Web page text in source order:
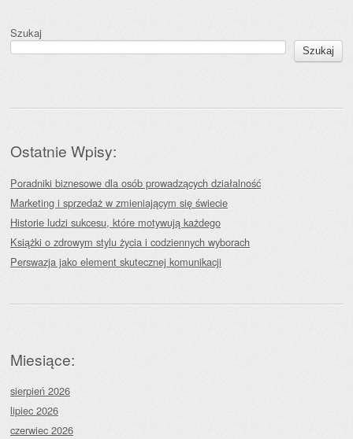
Szukaj
Szukaj
Ostatnie Wpisy:
Poradniki biznesowe dla osób prowadzących działalność
Marketing i sprzedaż w zmieniającym się świecie
Historie ludzi sukcesu, które motywują każdego
Książki o zdrowym stylu życia i codziennych wyborach
Perswazja jako element skutecznej komunikacji
Miesiące:
sierpień 2026
lipiec 2026
czerwiec 2026